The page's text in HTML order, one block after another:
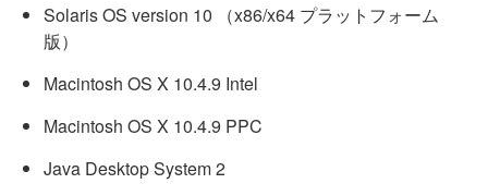
Solaris OS version 10 （x86/x64 プラットフォーム
版）
Macintosh OS X 10.4.9 Intel
Macintosh OS X 10.4.9 PPC
Java Desktop System 2